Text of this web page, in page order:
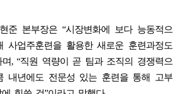
준 본부장은 “시장변화에 보다 능동적으
사업주훈련을 활용한 새로운 훈련과정도
며, “직원 역량이 곧 팀과 조직의 경쟁력으
내년에도 전문성 있는 훈련을 통해 고부